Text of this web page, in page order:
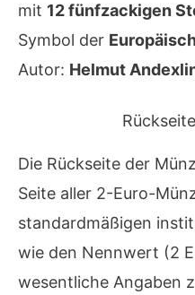
mit 12 fünfzackigen
Symbol der
Autor: Helmut
Die Rückseite der
Seite aller 2-Euro-
standardmäßigen
wie den Nennwert (2
wesentliche Angaben